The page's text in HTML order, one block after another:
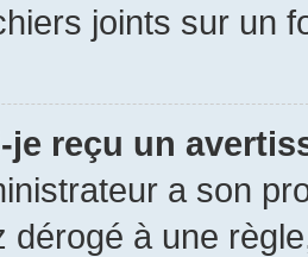
joints sur un
je reçu un
a son
dérogé à une